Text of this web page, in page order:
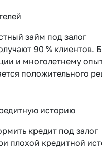
займ под залог
90 % клиентов.
и многолетнему
положительного
историю
кредит под залог
плохой кредитной